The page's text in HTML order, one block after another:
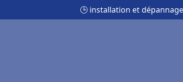
🕒 installation et